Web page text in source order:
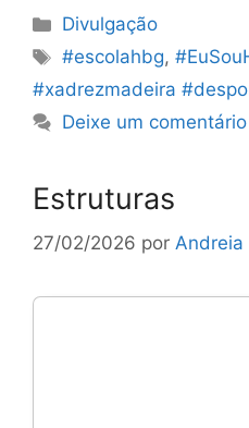
Categorias
Divulgação
Etiquetas
#escolahbg,
#xadrezmadeira
Deixe um comentário
Estruturas
27/02/2026 por Andreia